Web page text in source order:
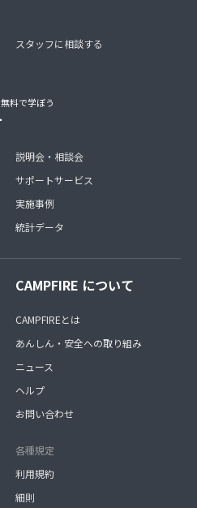
スタッフに相談する
料で学ぼう
説明会・相談会
サポートサービス
実施事例
統計データ
CAMPFIRE について
CAMPFIREとは
あんしん・安全への取り組み
ニュース
ヘルプ
お問い合わせ
各種規定
利用規約
細則